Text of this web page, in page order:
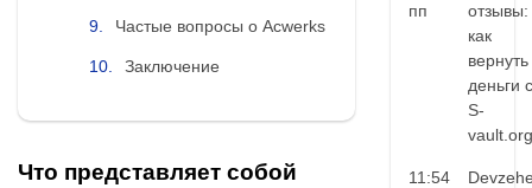
Частые вопросы о Acwerks
Заключение
Что представляет собой
пп
отзывы:
как
вернуть
деньги с
S-
vault.org
11:54